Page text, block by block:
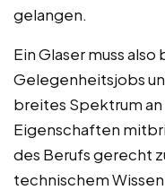
gelangen.
Ein Glaser muss
Gelegenheitsjobs
breites Spektrum
Eigenschaften
des Berufs gerecht
technischem